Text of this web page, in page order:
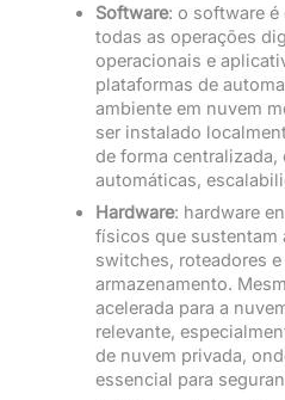
Software: o software é
todas as operações
operacionais e
plataformas de
ambiente em nuvem
ser instalado
de forma centralizada,
automáticas,
Hardware: hardware
físicos que sustentam
switches, roteadores
armazenamento.
acelerada para a
relevante,
de nuvem privada,
essencial para